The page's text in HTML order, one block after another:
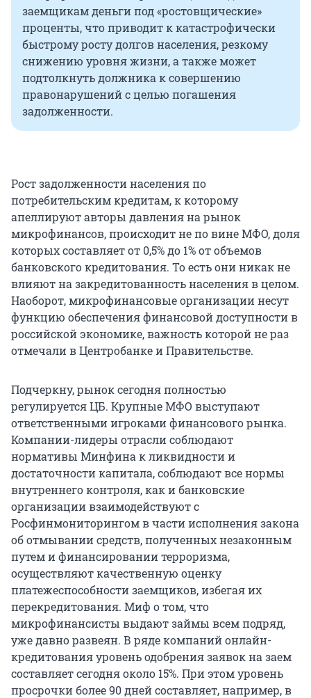
заемщикам деньги под «ростовщические»
проценты, что приводит к катастрофически
быстрому росту долгов населения, резкому
снижению уровня жизни, а также может
подтолкнуть должника к совершению
правонарушений с целью погашения
задолженности.
Рост задолженности населения по
потребительским кредитам, к которому
апеллируют авторы давления на рынок
микрофинансов, происходит не по вине МФО, доля
которых составляет от 0,5% до 1% от объемов
банковского кредитования. То есть они никак не
влияют на закредитованность населения в целом.
Наоборот, микрофинансовые организации несут
функцию обеспечения финансовой доступности в
российской экономике, важность которой не раз
отмечали в Центробанке и Правительстве.
Подчеркну, рынок сегодня полностью
регулируется ЦБ. Крупные МФО выступают
ответственными игроками финансового рынка.
Компании-лидеры отрасли соблюдают
нормативы Минфина к ликвидности и
достаточности капитала, соблюдают все нормы
внутреннего контроля, как и банковские
организации взаимодействуют с
Росфинмониторингом в части исполнения закона
об отмывании средств, полученных незаконным
путем и финансировании терроризма,
осуществляют качественную оценку
платежеспособности заемщиков, избегая их
перекредитования. Миф о том, что
микрофинансисты выдают займы всем подряд,
уже давно развеян. В ряде компаний онлайн-
кредитования уровень одобрения заявок на заем
составляет сегодня около 15%. При этом уровень
просрочки более 90 дней составляет, например, в